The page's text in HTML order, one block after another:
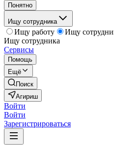
Понятно
Ищу сотрудника
Ищу работу
Ищу
Ищу сотрудника
Сервисы
Помощь
Ещё
Поиск
Агириш
Войти
Войти
Зарегистрироваться